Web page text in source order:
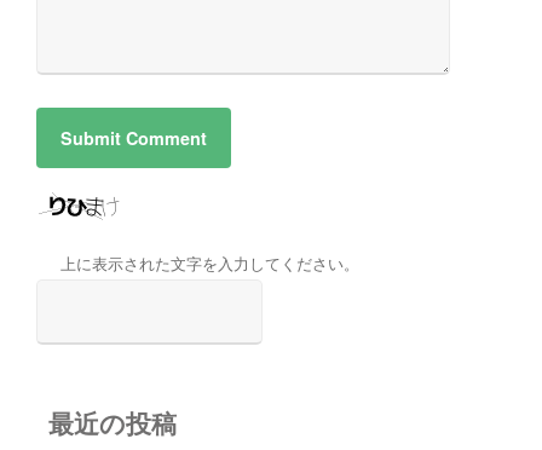
上に表示された文字を入力してください。
最近の投稿